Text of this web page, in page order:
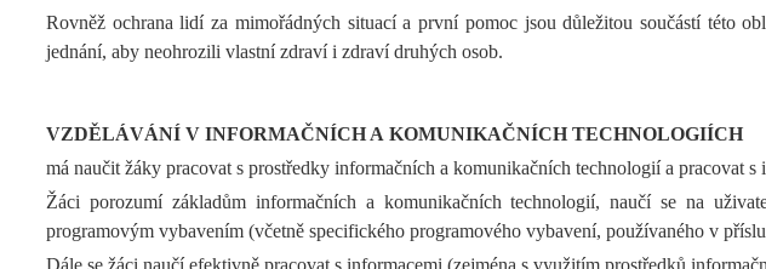
Rovněž ochrana lidí za mimořádných situací a první pomoc jsou důležitou součástí této
jednání, aby neohrozili vlastní zdraví i zdraví druhých osob.
VZDĚLÁVÁNÍ V INFORMAČNÍCH A KOMUNIKAČNÍCH TECHNOLOGIÍCH
má naučit žáky pracovat s prostředky informačních a komunikačních technologií a pracovat s
Žáci porozumí základům informačních a komunikačních technologií, naučí se na
programovým vybavením (včetně specifického programového vybavení, používaného v
Dále se žáci naučí efektivně pracovat s informacemi (zejména s využitím prostředků